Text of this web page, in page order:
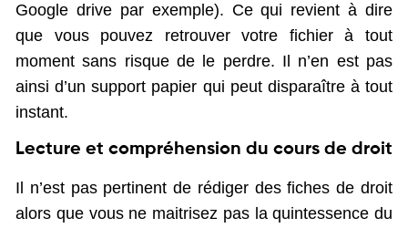
Google drive par exemple). Ce qui revient à dire
que vous pouvez retrouver votre fichier à tout
moment sans risque de le perdre. Il n’en est pas
ainsi d’un support papier qui peut disparaître à tout
instant.
Lecture et compréhension du cours de droit
Il n’est pas pertinent de rédiger des fiches de droit
alors que vous ne maitrisez pas la quintessence du